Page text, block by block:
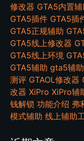
修改器 GTA5内置辅
GTA5插件 GTA5插
GTA5正规辅助
GTA5线上修改器
GTA5线上环境
GTA5辅助 gta5辅
测评 GTAOL修改器
改器 XiPro XiPro辅
钱解锁 功能介绍 弗
模式辅助 线上辅助